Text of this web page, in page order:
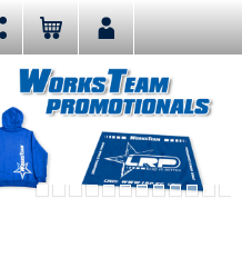
Español
teilen bzw. liken.
vor Dir schon